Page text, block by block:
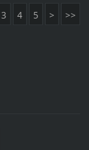
3 4 5 > >>